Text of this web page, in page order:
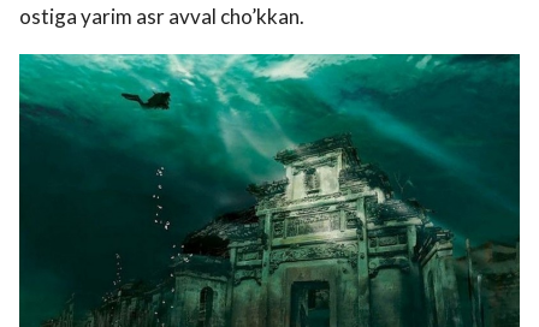
ostiga yarim asr avval cho’kkan.